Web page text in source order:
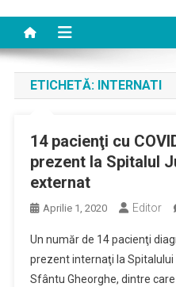
ETICHETĂ: INTERNATI
14 pacienţi cu
prezent la Spitalul
externat
Aprilie 1, 2020 Editor
Un număr de 14 pacienţi
prezent internaţi la
Sfântu Gheorghe, dintre